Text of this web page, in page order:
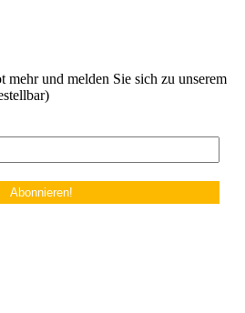
mehr und melden Sie sich zu unserem